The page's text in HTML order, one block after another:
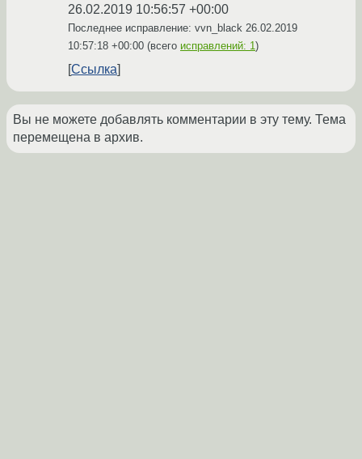
26.02.2019 10:56:57 +00:00
Последнее исправление: vvn_black 26.02.2019
10:57:18 +00:00 (всего исправлений: 1)
Ссылка
Вы не можете добавлять комментарии в эту тему. Тема
перемещена в архив.